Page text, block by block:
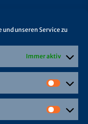
unseren Service zu
Immer aktiv